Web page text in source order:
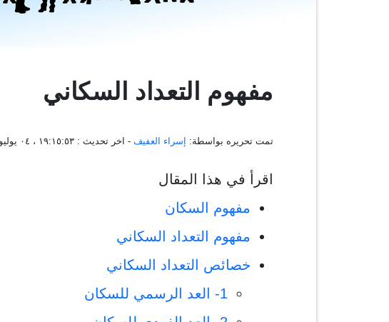
مفهوم التعداد السكاني
تمت تحريره بواسطة: إسراء العفيف - اخر تحديث : ١٩:١٥:٥٣ ، ٠٤ يوليو ٢٠٢١
اقرأ في هذا المقال
مفهوم السكان
مفهوم التعداد السكاني
خصائص التعداد السكاني
1- العد الرسمي للسكان